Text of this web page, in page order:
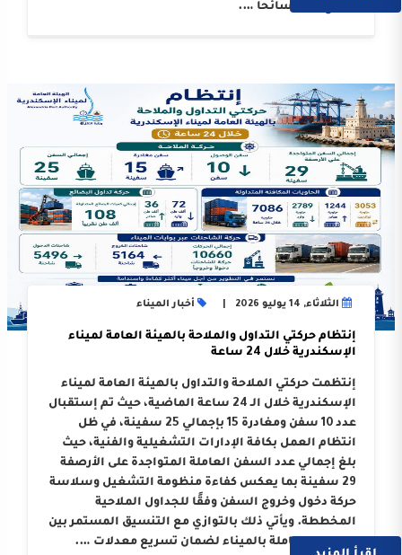
الثلاثاء, 14 يوليو 2026 أخبار الميناء
إنتظام حركتي التداول والملاحة بالهيئة العامة لميناء
الإسكندرية خلال 24 ساعة
إنتظمت حركتي الملاحة والتداول بالهيئة العامة لميناء
الإسكندرية خلال الـ 24 ساعة الماضية، حيث تم إستقبال
عدد 10 سفن ومغادرة 15 بإجمالي 25 سفينة، في ظل
انتظام العمل بكافة الإدارات التشغيلية والفنية، حيث
بلغ إجمالي عدد السفن العاملة المتواجدة على الأرصفة
29 سفينة بما يعكس كفاءة منظومة التشغيل وسلاسة
حركة دخول وخروج السفن وفقًا للجداول الملاحية
المخططة. ويأتي ذلك بالتوازي مع التنسيق المستمر بين
الجهات العاملة بالميناء لضمان تسريع معدلات ….